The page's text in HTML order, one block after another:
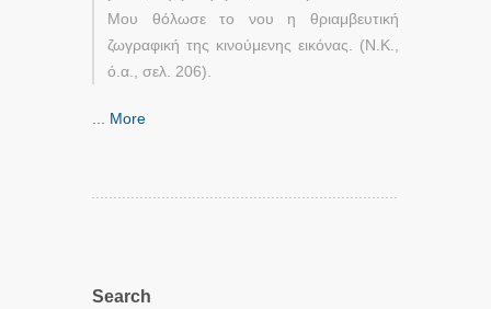
Μου θόλωσε το νου η θριαμβευτική
ζωγραφική της κινούμενης εικόνας. (Ν.Κ.,
ό.α., σελ. 206).
More
Search